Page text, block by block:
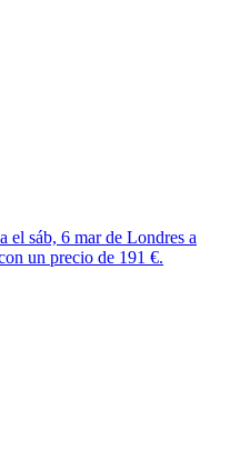
el sáb, 6 mar de Londres a
un precio de 191 €.